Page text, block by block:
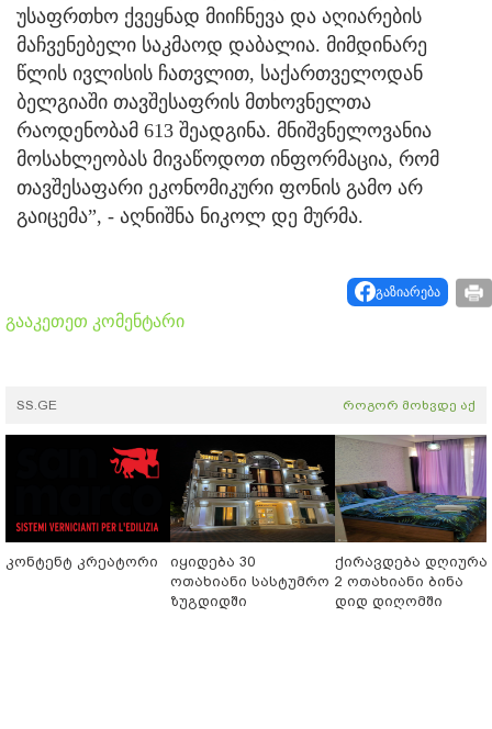
უსაფრთხო ქვეყნად მიიჩნევა და აღიარების
მაჩვენებელი საკმაოდ დაბალია. მიმდინარე
წლის ივლისის ჩათვლით, საქართველოდან
ბელგიაში თავშესაფრის მთხოვნელთა
რაოდენობამ 613 შეადგინა. მნიშვნელოვანია
მოსახლეობას მივაწოდოთ ინფორმაცია, რომ
თავშესაფარი ეკონომიკური ფონის გამო არ
გაიცემა”, - აღნიშნა ნიკოლ დე მურმა.
გაზიარება
გააკეთეთ კომენტარი
SS.GE როგორ მოხვდე აქ
კონტენტ კრეატორი
იყიდება 30
ოთახიანი სასტუმრო
ზუგდიდში
ქირავდება
2 ოთახიანი ბინა
დიდ დიღომში